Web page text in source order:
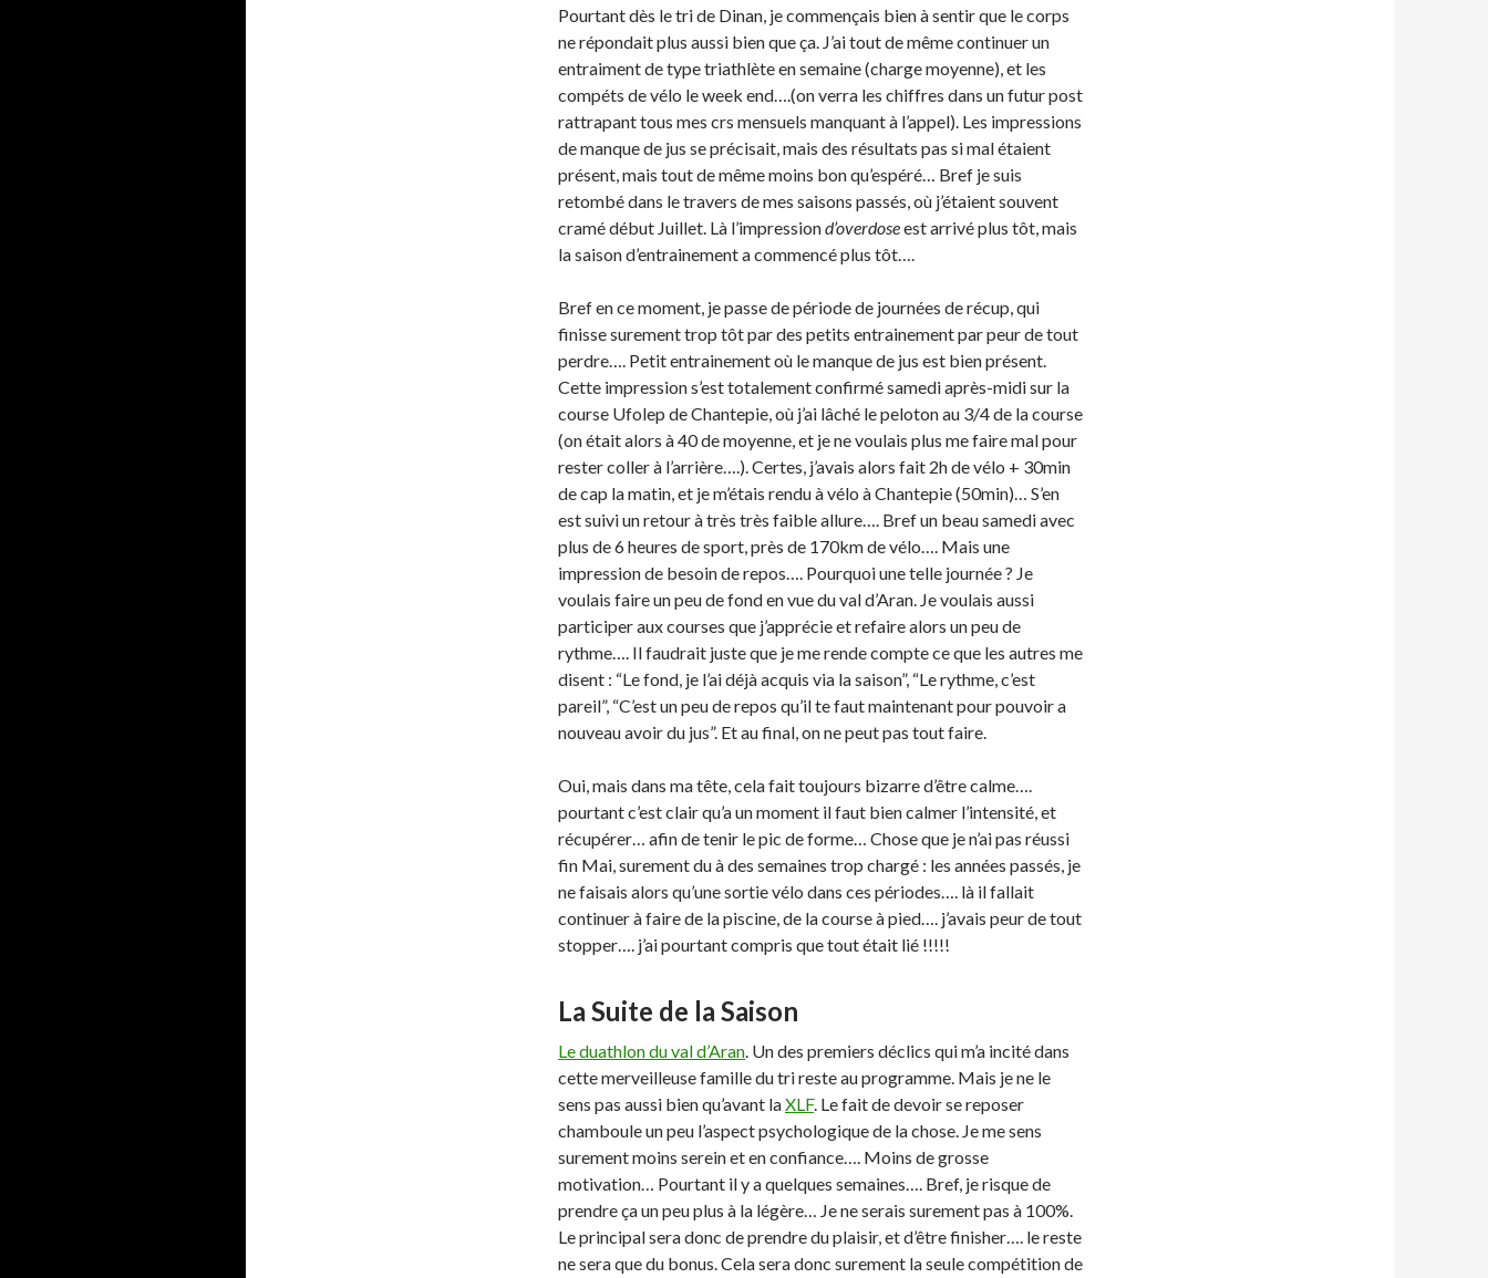
Pourtant dès le tri de Dinan, je commençais bien à sentir que le corps
ne répondait plus aussi bien que ça. J’ai tout de même continuer un
entraiment de type triathlète en semaine (charge moyenne), et les
compéts de vélo le week end….(on verra les chiffres dans un futur post
rattrapant tous mes crs mensuels manquant à l’appel). Les impressions
de manque de jus se précisait, mais des résultats pas si mal étaient
présent, mais tout de même moins bon qu’espéré… Bref je suis
retombé dans le travers de mes saisons passés, où j’étaient souvent
cramé début Juillet. Là l’impressiond’overdoseest arrivé plus tôt, mais
la saison d’entrainement a commencé plus tôt….
Bref en ce moment, je passe de période de journées de récup, qui
finisse surement trop tôt par des petits entrainement par peur de tout
perdre…. Petit entrainement où le manque de jus est bien présent.
Cette impression s’est totalement confirmé samedi après-midi sur la
course Ufolep de Chantepie, où j’ai lâché le peloton au 3/4 de la course
(on était alors à 40 de moyenne, et je ne voulais plus me faire mal pour
rester coller à l’arrière….). Certes, j’avais alors fait 2h de vélo + 30min
de cap la matin, et je m’étais rendu à vélo à Chantepie (50min)… S’en
est suivi un retour à très très faible allure…. Bref un beau samedi avec
plus de 6 heures de sport, près de 170km de vélo…. Mais une
impression de besoin de repos…. Pourquoi une telle journée ? Je
voulais faire un peu de fond en vue du val d’Aran. Je voulais aussi
participer aux courses que j’apprécie et refaire alors un peu de
rythme…. Il faudrait juste que je me rende compte ce que les autres me
disent : “Le fond, je l’ai déjà acquis via la saison”, “Le rythme, c’est
pareil”, “C’est un peu de repos qu’il te faut maintenant pour pouvoir a
nouveau avoir du jus”. Et au final, on ne peut pas tout faire.
Oui, mais dans ma tête, cela fait toujours bizarre d’être calme….
pourtant c’est clair qu’a un moment il faut bien calmer l’intensité, et
récupérer… afin de tenir le pic de forme… Chose que je n’ai pas réussi
fin Mai, surement du à des semaines trop chargé : les années passés, je
ne faisais alors qu’une sortie vélo dans ces périodes…. là il fallait
continuer à faire de la piscine, de la course à pied…. j’avais peur de tout
stopper…. j’ai pourtant compris que tout était lié !!!!!
La Suite de la Saison
Le duathlon du val d’Aran. Un des premiers déclics qui m’a incité dans
cette merveilleuse famille du tri reste au programme. Mais je ne le
sens pas aussi bien qu’avant laXLF. Le fait de devoir se reposer
chamboule un peu l’aspect psychologique de la chose. Je me sens
surement moins serein et en confiance…. Moins de grosse
motivation… Pourtant il y a quelques semaines…. Bref, je risque de
prendre ça un peu plus à la légère… Je ne serais surement pas à 100%.
Le principal sera donc de prendre du plaisir, et d’être finisher…. le reste
ne sera que du bonus. Cela sera donc surement la seule compétition de